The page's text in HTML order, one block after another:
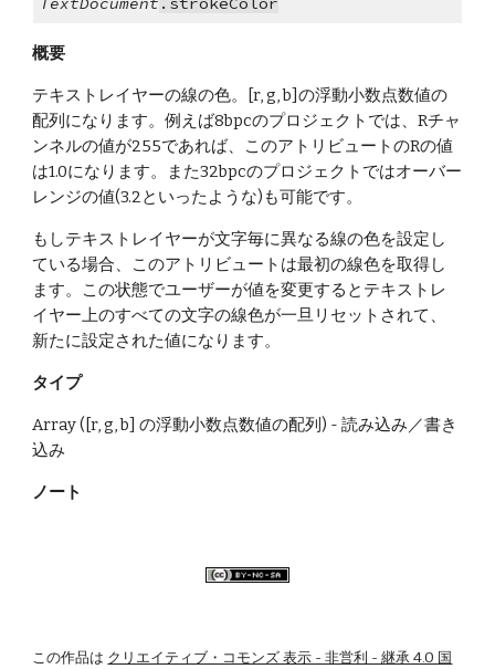
概要
テキストレイヤーの線の色。[r, g, b]の浮動小数点数値の
配列になります。例えば8bpcのプロジェクトでは、Rチャ
ンネルの値が255であれば、このアトリビュートのRの値
は1.0になります。また32bpcのプロジェクトではオーバー
レンジの値(3.2といったような)も可能です。
もしテキストレイヤーが文字毎に異なる線の色を設定し
ている場合、このアトリビュートは最初の線色を取得し
ます。この状態でユーザーが値を変更するとテキストレ
イヤー上のすべての文字の線色が一旦リセットされて、
新たに設定された値になります。
タイプ
Array ([r, g, b] の浮動小数点数値の配列) - 読み込み／書き
込み
ノート
この作品は クリエイティブ・コモンズ 表示 - 非営利 - 継承 4.0 国